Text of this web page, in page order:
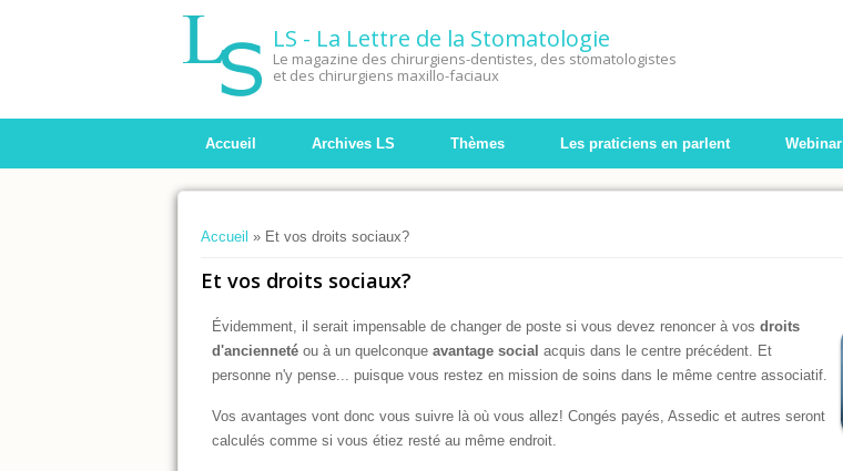
LS - La Lettre de la Stomatologie
Le magazine des chirurgiens-dentistes, des stomatologistes
et des chirurgiens maxillo-faciaux
Accueil Archives LS Thèmes Les praticiens en parlent Webinar
Vous êtes ici
Accueil » Et vos droits sociaux?
Et vos droits sociaux?
Évidemment, il serait impensable de changer de poste si vous devez renoncer à vos droits
d'ancienneté ou à un quelconque avantage social acquis dans le centre précédent. Et
personne n'y pense... puisque vous restez en mission de soins dans le même centre associatif.
Vos avantages vont donc vous suivre là où vous allez! Congés payés, Assedic et autres seront
calculés comme si vous étiez resté au même endroit.